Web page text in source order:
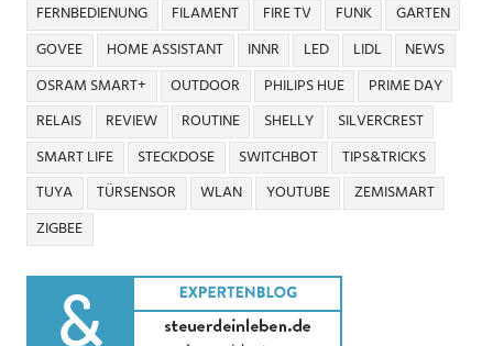
FERNBEDIENUNG
FILAMENT FIRE TV FUNK
GARTEN
GOVEE
HOME ASSISTANT INNR LED LIDL
NEWS
OSRAM SMART+
OUTDOOR PHILIPS HUE
PRIME DAY
RELAIS
REVIEW ROUTINE SHELLY
SILVERCREST
SMART LIFE
STECKDOSE SWITCHBOT
TIPS&TRICKS
TUYA
TÜRSENSOR WLAN YOUTUBE
ZEMISMART
ZIGBEE